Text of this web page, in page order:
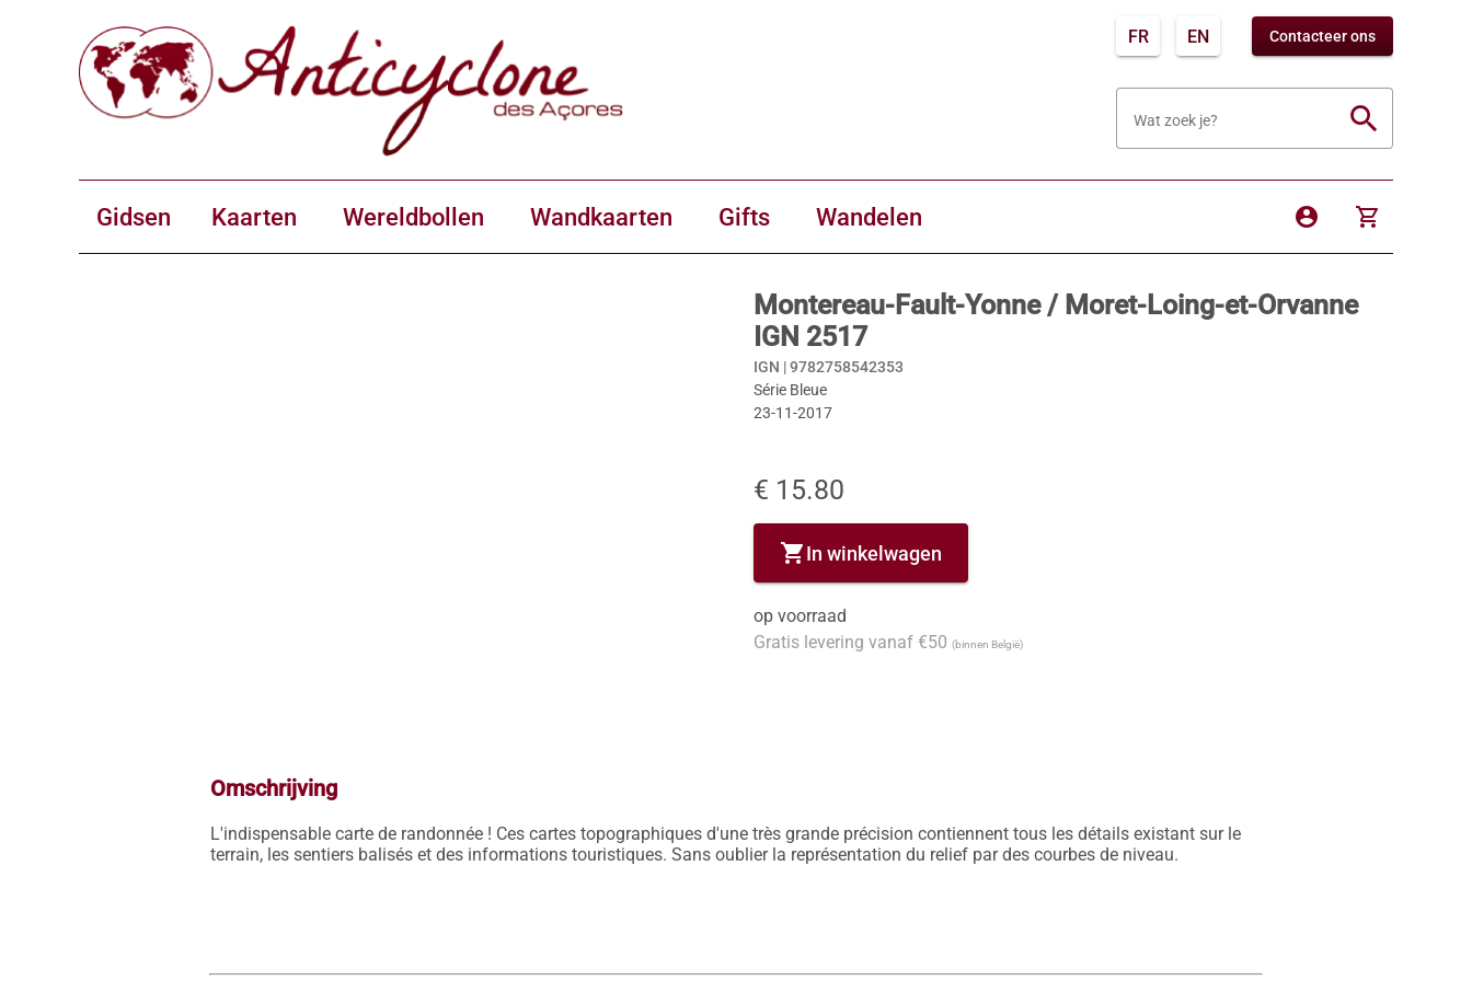
FR EN Contacteer ons
Wat zoek je? search
Gidsen Kaarten Wereldbollen Wandkaarten Gifts Wandelen account_circle shopping_cart
Montereau-Fault-Yonne / Moret-Loing-et-Orvanne
IGN 2517
IGN |9782758542353
Série Bleue
23-11-2017
€ 15.80
shopping_cartIn winkelwagen
op voorraad
Gratis levering vanaf €50 (binnen België)
Omschrijving
L'indispensable carte de randonnée ! Ces cartes topographiques d'une très grande précision contiennent tous les détails existant sur le
terrain, les sentiers balisés et des informations touristiques. Sans oublier la représentation du relief par des courbes de niveau.